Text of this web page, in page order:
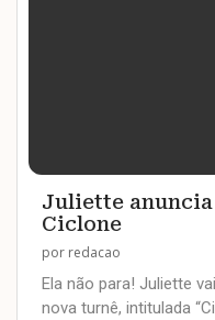
Juliette
Ciclone
por redacao
Ela não para! Juliette
nova turnê, intitulada